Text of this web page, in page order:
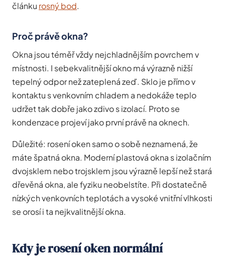
článku rosný bod.
Proč právě okna?
Okna jsou téměř vždy nejchladnějším povrchem v
místnosti. I sebekvalitnější okno má výrazně nižší
tepelný odpor než zateplená zeď. Sklo je přímo v
kontaktu s venkovním chladem a nedokáže teplo
udržet tak dobře jako zdivo s izolací. Proto se
kondenzace projeví jako první právě na oknech.
Důležité: rosení oken samo o sobě neznamená, že
máte špatná okna. Moderní plastová okna s izolačním
dvojsklem nebo trojsklem jsou výrazně lepší než stará
dřevěná okna, ale fyziku neobelstíte. Při dostatečně
nízkých venkovních teplotách a vysoké vnitřní vlhkosti
se orosí i ta nejkvalitnější okna.
Kdy je rosení oken normální